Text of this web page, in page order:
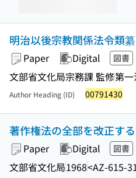
明治以後宗教関係法令類纂
Paper Digital 図書
文部省文化局宗務課 監修第
Author Heading (ID) 00791430
著作権法の全部を改正す
Paper Digital 図書
文部省文化局1968<AZ-615-